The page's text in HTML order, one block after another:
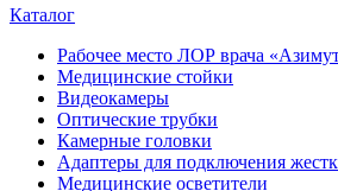
Каталог
Рабочее место ЛОР врача
Медицинские стойки
Видеокамеры
Оптические трубки
Камерные головки
Адаптеры для подключения
Медицинские осветители